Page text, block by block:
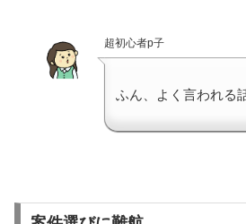
超初心者p子
ふん、よく言われる